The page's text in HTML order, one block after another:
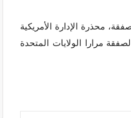
محذرة الإدارة الأمريكية
مرارا الولايات المتحدة